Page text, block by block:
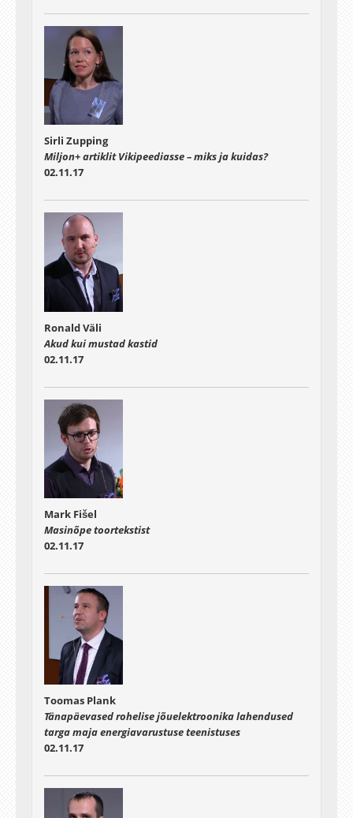
Sirli Zupping
Miljon+ artiklit Vikipeediasse – miks ja kuidas?
02.11.17
Ronald Väli
Akud kui mustad kastid
02.11.17
Mark Fišel
Masinõpe toortekstist
02.11.17
Toomas Plank
Tänapäevased rohelise jõuelektroonika lahendused
targa maja energiavarustuse teenistuses
02.11.17